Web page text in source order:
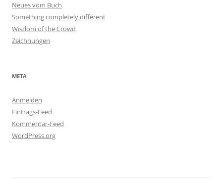
Neues vom Buch
Something completely different
Wisdom of the Crowd
Zeichnungen
META
Anmelden
Eintrags-Feed
Kommentar-Feed
WordPress.org